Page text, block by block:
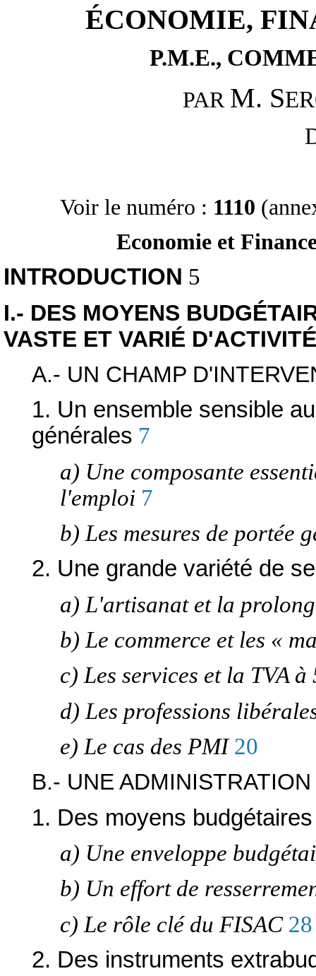
ÉCONOMIE,
P.M.E.,
PAR M. S
Voir le numéro : 1110
Economie et
INTRODUCTION 5
I.- DES MOYENS
VASTE ET VARIÉ
A.- UN CHAMP
1. Un ensemble sensible
générales 7
a) Une composante
l'emploi 7
b) Les mesures de portée
2. Une grande variété de
a) L'artisanat et la
b) Le commerce et les «
c) Les services et la TVA
d) Les professions
e) Le cas des PMI 20
B.- UNE
1. Des moyens
a) Une enveloppe
b) Un effort de
c) Le rôle clé du FISAC 28
2. Des instruments